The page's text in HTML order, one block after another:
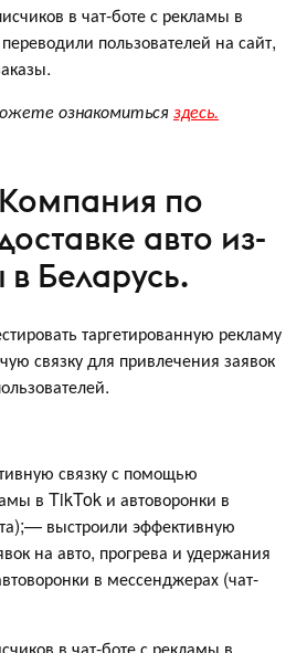
в чат-боте с рекламы в
пользователей на сайт,
ознакомитьсяздесь.
по
авто из-
Беларусь.
таргетированную рекламу
связку для привлечения заявок
связку с помощью
в TikTok и автоворонки в
выстроили эффективную
на авто, прогрева и удержания
в мессенджерах (чат-
в чат-боте с рекламы в